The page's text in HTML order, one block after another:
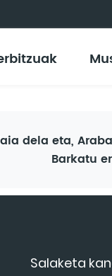
dela eta,
Barkatu
Salaketa